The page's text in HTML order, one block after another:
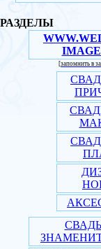
РАЗДЕЛЫ
[запомнить в